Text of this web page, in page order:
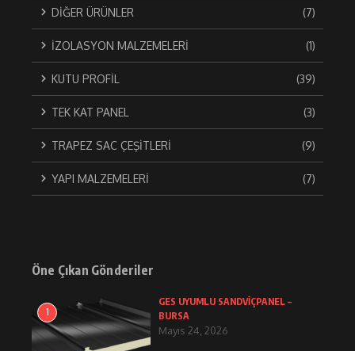
DİĞER ÜRÜNLER (7)
İZOLASYON MALZEMELERİ (1)
KUTU PROFİL (39)
TEK KAT PANEL (3)
TRAPEZ SAC ÇEŞİTLERİ (9)
YAPI MALZEMELERİ (7)
Öne Çıkan Gönderiler
1
GES UYUMLU SANDVİÇPANEL –
BURSA
Mayıs 24, 2026